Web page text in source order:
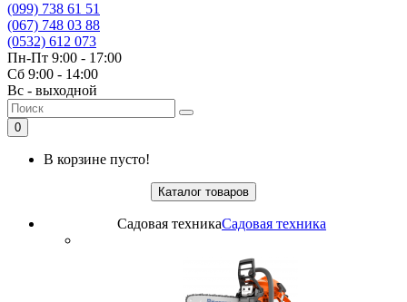
(099) 738 61 51
(067) 748 03 88
(0532) 612 073
Пн-Пт 9:00 - 17:00
Сб 9:00 - 14:00
Вс - выходной
0
В корзине пусто!
Каталог товаров
Садовая техникаСадовая техника